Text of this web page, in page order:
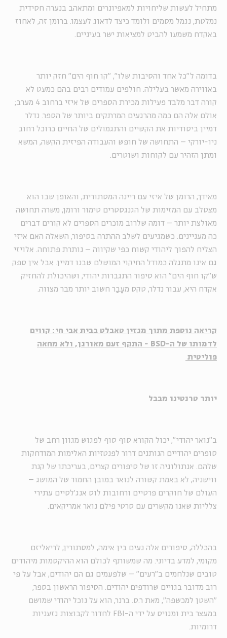
מתחיל לעשות שליחויות למאפיונרים ומתאהב בנערה חסידית
נמלטת, נגמל מסמים ולומד כיצד לדאוג לעצמו. ברומן זה, לאחוז
באקדח משמעו להביט למציאות ישר בעיניים.
בדומה ל"כל אחד והסיבות שלו", "קו חוף הים" חזק יותר
באווירה מאשר בעלילה. חולפים עמודים רבים בהם כמעט לא
קורה דבר מלבד פעילות מכירת הספרים של איזי ברחוב 4 מערב;
אולם אלה הם כמה מהרגעים המרתקים ביותר של הספר. נדלר
דמיין ביסודיות את הקשיים והתגמולים של החיים כרוכל רחוב
ניו-יורקי – התחושה של חופש והעבודה הפיזית הקשה, המשא
ומתן הזהיר עם לקוחות ושוטרים.
מאידך, הרומן של איזי עם ריינה המסתורית, והאופן שבו הוא
מצטלב עם המזימות של הגנגסטרים טימור ורומן, משרה תחושה
מאולצת יותר – דומה שלרוב מוכרים הספרים לא קורים דברים
כה מעניינים. כשמגיעים לשלב ההתרה בסיפור, השאלה האם איזי
הצליח להפוך ליהודי קשוח כפי שקיווה – נותרת פתוחה. אלויזי
גם אינו מתגלה כמודל החיקוי המושלם שבנו דמיין. אבל אין ספק
ש"קו חוף הים" הוא סיפור התגברות יהודי, ושהיכולת להחזיק
אקדח היא, עבור נדלר, טקס מעָבַר חשוב יותר מבר מצווה.
קריאה נוספת מתוך מגזין טאבלט בבית אבי חי: קווים
לדמותו של ה-BSD - התקף זעם מאורגן, ולא מחאה
פוליטית
יותר טרנטינו מבבל
ב"נואר יהודי", יכול הקורא סוף סוף לפגוש מגוון רחב של
סופרים יהודיים הנותנים דרור לפנטזיות האלימות המודחקות
שלהם. אנתולוגיה זו של סיפורים קצרים, בעריכתו של קנת
ווישניה, לא באמת קשורה לנואר במובן החמור של המושג –
העולם של חוקרים פרטיים ורחובות לוס אנג'לסיים עתירי
צלליות שאנו מקשרים עם סרטי פילם נואר אמריקאים.
בהכללה, סיפורים אלה נעים בין אימה, למסתורין, לריאליזם
מקומי, למדע בדיוני. מה שמשותף לכולם הוא ההיקסמות מיהודים
טובים שנלחמים ב"רעים" – שלפעמים גם הם יהודים, אבל על פי
רוב מדובר בגויים שרודפים יהודים. הסיפור הראשון בספר,
"השטן למכשפה", מאת ר.ס. ברנר, הוא על נוכל יהודי שמושם
במעצר בית ומגויס על ידי ה- FBI לחדור לקבוצות גזעניות
דרומיות.